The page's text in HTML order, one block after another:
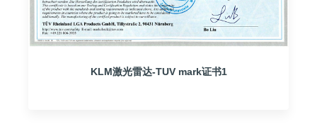
KLM激光雷达-TUV mark证书1